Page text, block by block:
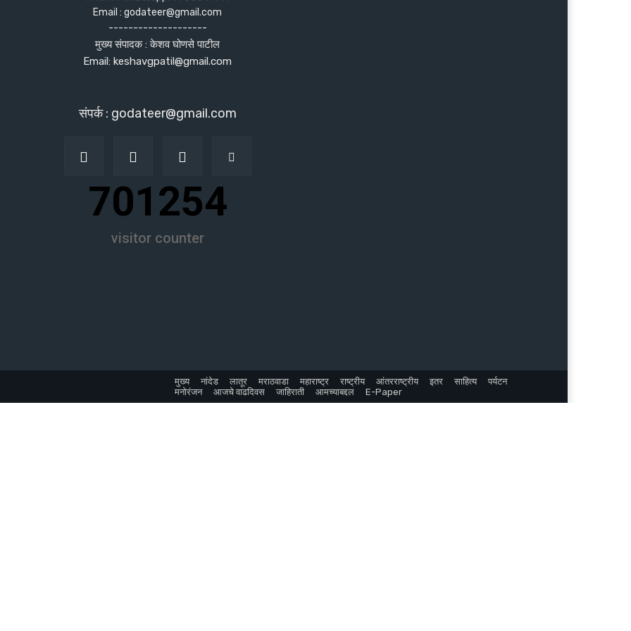
Email : godateer@gmail.com
--------------------
मुख्य संपादक : केशव घोणसे पाटील
Email: keshavgpatil@gmail.com
संपर्क : godateer@gmail.com
701254
visitor counter
मुख्य नांदेड लातूर मराठवाडा महाराष्ट्र राष्ट्रीय आंतरराष्ट्रीय इतर साहित्य
पर्यटन
मनोरंजन
आजचे वाढदिवस जाहिराती आमच्याबद्दल E-Paper